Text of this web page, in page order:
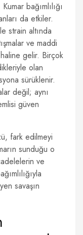
Kumar bağımlılığı
da etkiler.
strain altında
ve maddi
gelir. Birçok
olan
sürüklenir.
değil; aynı
güven
fark edilmeyi
sunduğu o
ve
savaşın